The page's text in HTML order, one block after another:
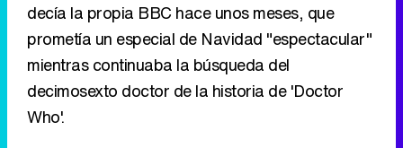
decía la propia BBC hace unos meses, que
prometía un especial de Navidad "espectacular"
mientras continuaba la búsqueda del
decimosexto doctor de la historia de 'Doctor
Who'.